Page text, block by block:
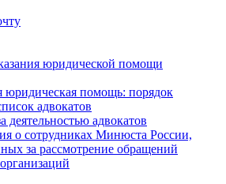
юридической помощи
юридическая помощь: порядок
адвокатов
деятельностью адвокатов
о сотрудниках Минюста России,
за рассмотрение обращений